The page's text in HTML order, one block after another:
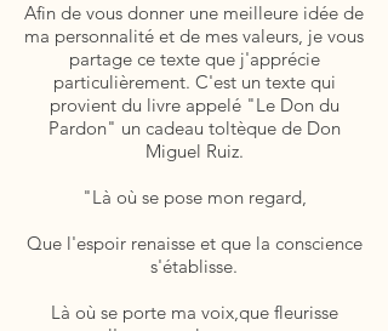
Afin de vous donner une meilleure idée de
ma personnalité et de mes valeurs, je vous
partage ce texte que j'apprécie
particulièrement.​ C'est un texte qui
provient du livre appelé "Le Don du
Pardon" un cadeau toltèque de Don
Miguel Ruiz.
​​"Là où se pose mon regard,
Que l'espoir renaisse et que la conscience
s'établisse.​
Là où se porte ma voix,que fleurisse